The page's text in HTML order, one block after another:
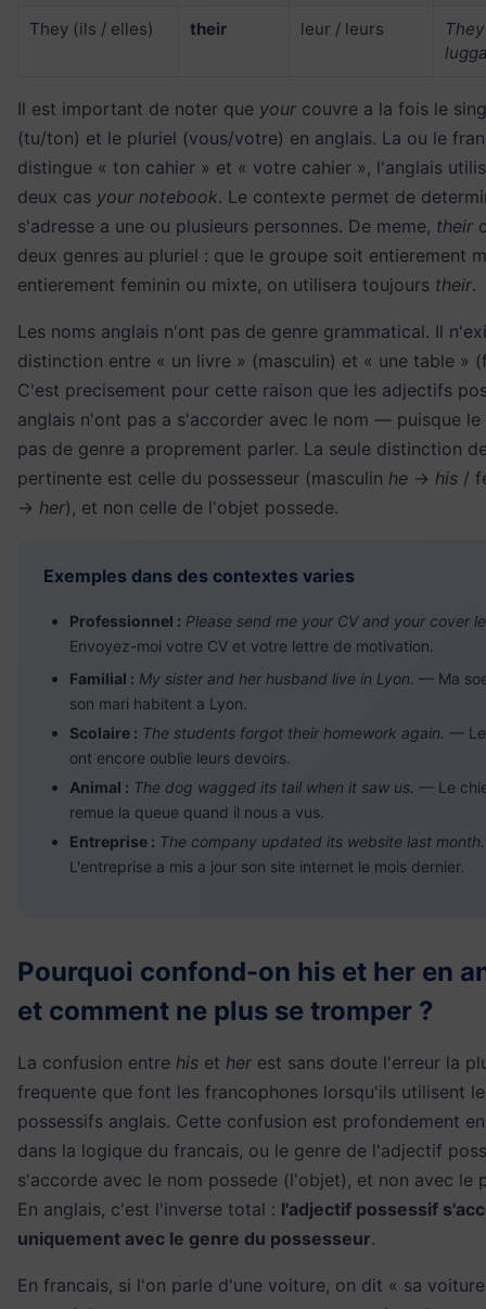
They (ils / elles) their leur / leurs
Il est important de noter que your couvre a la fois le
(tu/ton) et le pluriel (vous/votre) en anglais. La ou le
distingue « ton cahier » et « votre cahier », l'anglais
deux cas your notebook. Le contexte permet de
s'adresse a une ou plusieurs personnes. De meme, their
deux genres au pluriel : que le groupe soit entierement
entierement feminin ou mixte, on utilisera toujours their.
Les noms anglais n'ont pas de genre grammatical. Il
distinction entre « un livre » (masculin) et « une table »
C'est precisement pour cette raison que les adjectifs
anglais n'ont pas a s'accorder avec le nom — puisque le
pas de genre a proprement parler. La seule distinction
pertinente est celle du possesseur (masculin he → his /
→ her), et non celle de l'objet possede.
Exemples dans des contextes varies
Professionnel : Please send me your CV and your cover
Envoyez-moi votre CV et votre lettre de motivation.
Familial : My sister and her husband live in Lyon. — Ma
son mari habitent a Lyon.
Scolaire : The students forgot their homework again. —
ont encore oublie leurs devoirs.
Animal : The dog wagged its tail when it saw us. — Le
remue la queue quand il nous a vus.
Entreprise : The company updated its website last month.
L'entreprise a mis a jour son site internet le mois dernier.
Pourquoi confond-on his et her en
et comment ne plus se tromper ?
La confusion entre his et her est sans doute l'erreur la
frequente que font les francophones lorsqu'ils utilisent
possessifs anglais. Cette confusion est profondement
dans la logique du francais, ou le genre de l'adjectif
s'accorde avec le nom possede (l'objet), et non avec le
En anglais, c'est l'inverse total : l'adjectif possessif
uniquement avec le genre du possesseur.
En francais, si l'on parle d'une voiture, on dit « sa